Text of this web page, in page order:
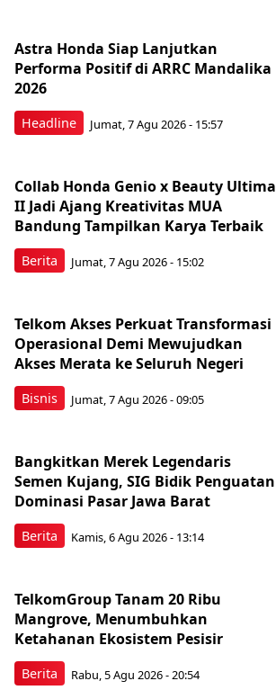
Headline
Astra Honda Siap Lanjutkan
Performa Positif di ARRC Mandalika
2026
Jumat, 7 Agu 2026 - 15:57
Berita
Collab Honda Genio x Beauty Ultima
II Jadi Ajang Kreativitas MUA
Bandung Tampilkan Karya Terbaik
Jumat, 7 Agu 2026 - 15:02
Bisnis
Telkom Akses Perkuat Transformasi
Operasional Demi Mewujudkan
Akses Merata ke Seluruh Negeri
Jumat, 7 Agu 2026 - 09:05
Berita
Bangkitkan Merek Legendaris
Semen Kujang, SIG Bidik Penguatan
Dominasi Pasar Jawa Barat
Kamis, 6 Agu 2026 - 13:14
Berita
TelkomGroup Tanam 20 Ribu
Mangrove, Menumbuhkan
Ketahanan Ekosistem Pesisir
Rabu, 5 Agu 2026 - 20:54